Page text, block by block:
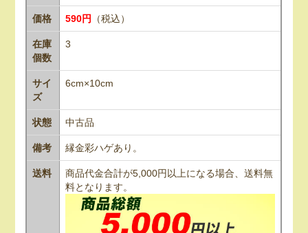
価格 590円 （税込）
在庫
個数
3
サイ
ズ
6cm×10cm
状態 中古品
備考 縁金彩ハゲあり。
送料
商品代金合計が5,000円以上になる場合、送料無
料となります。